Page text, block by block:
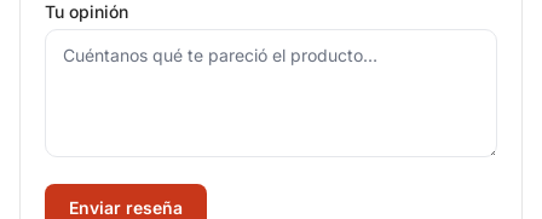
Tu opinión
Enviar reseña